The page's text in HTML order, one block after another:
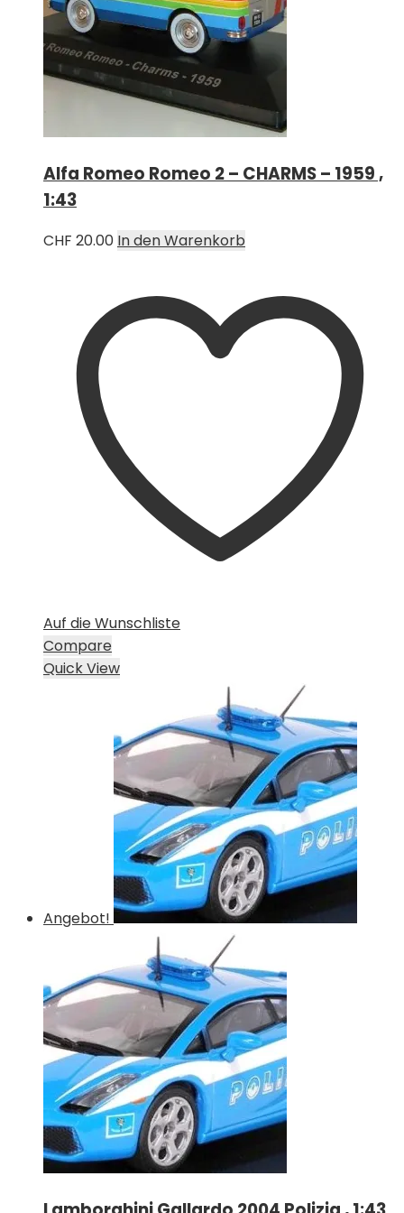
Alfa Romeo Romeo 2 – CHARMS – 1959 ,
1:43
CHF 20.00 In den Warenkorb
Auf die Wunschliste
Compare
Quick View
Angebot!